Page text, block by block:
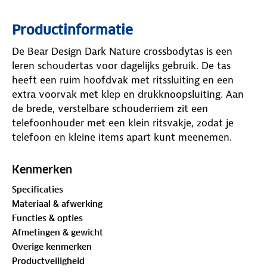
Productinformatie
De Bear Design Dark Nature crossbodytas is een
leren schoudertas voor dagelijks gebruik. De tas
heeft een ruim hoofdvak met ritssluiting en een
extra voorvak met klep en drukknoopsluiting. Aan
de brede, verstelbare schouderriem zit een
telefoonhouder met een klein ritsvakje, zodat je
telefoon en kleine items apart kunt meenemen.
Afmetingen:
20 x 20 x 5 cm (h x b x d)
Kenmerken:
Materiaal: Leer
Kenmerken
Specificaties
Materiaal & afwerking
Functies & opties
Afmetingen & gewicht
Overige kenmerken
Productveiligheid